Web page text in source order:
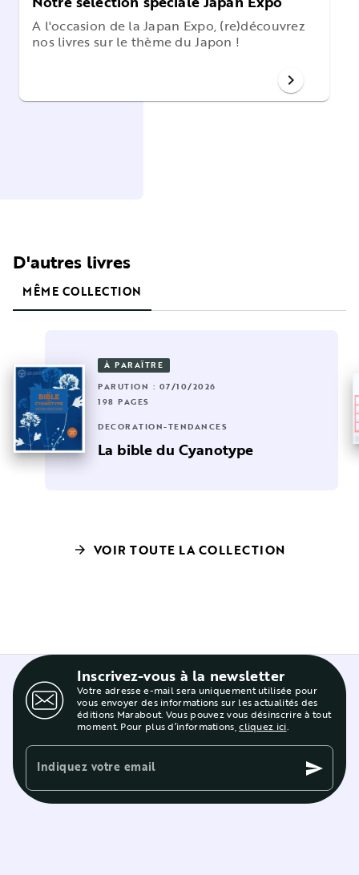
A l'occasion de la Japan Expo, (re)découvrez
nos livres sur le thème du Japon !
chevron_right
D'autres livres
MÊME COLLECTION
À PARAÎTRE
PARUTION : 07/10/2026
198 PAGES
DÉCORATION-TENDANCES
La bible du Cyanotype
arrow_forward VOIR TOUTE LA COLLECTION
Inscrivez-vous à la newsletter
Votre adresse e-mail sera uniquement utilisée pour
vous envoyer des informations sur les actualités des
éditions Marabout. Vous pouvez vous désinscrire à tout
moment. Pour plus d’informations,cliquez ici.
Indiquez votre email send